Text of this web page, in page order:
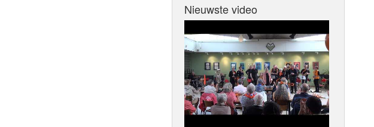
Nieuwste video